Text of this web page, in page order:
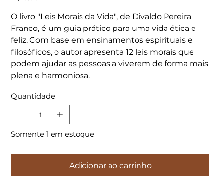
O livro "Leis Morais da Vida", de Divaldo Pereira
Franco, é um guia prático para uma vida ética e
feliz. Com base em ensinamentos espirituais e
filosóficos, o autor apresenta 12 leis morais que
podem ajudar as pessoas a viverem de forma mais
plena e harmoniosa.
Quantidade
Somente 1 em estoque
Adicionar ao carrinho